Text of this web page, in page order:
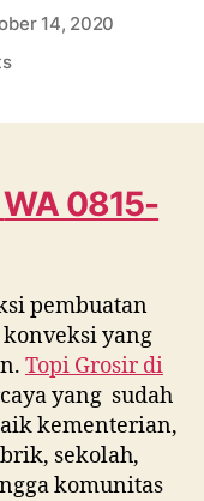
14, 2020
on
WA
0815
WA 0815-
pembuatan
yang
Topi Grosir di
yang sudah
kementerian,
sekolah,
komunitas